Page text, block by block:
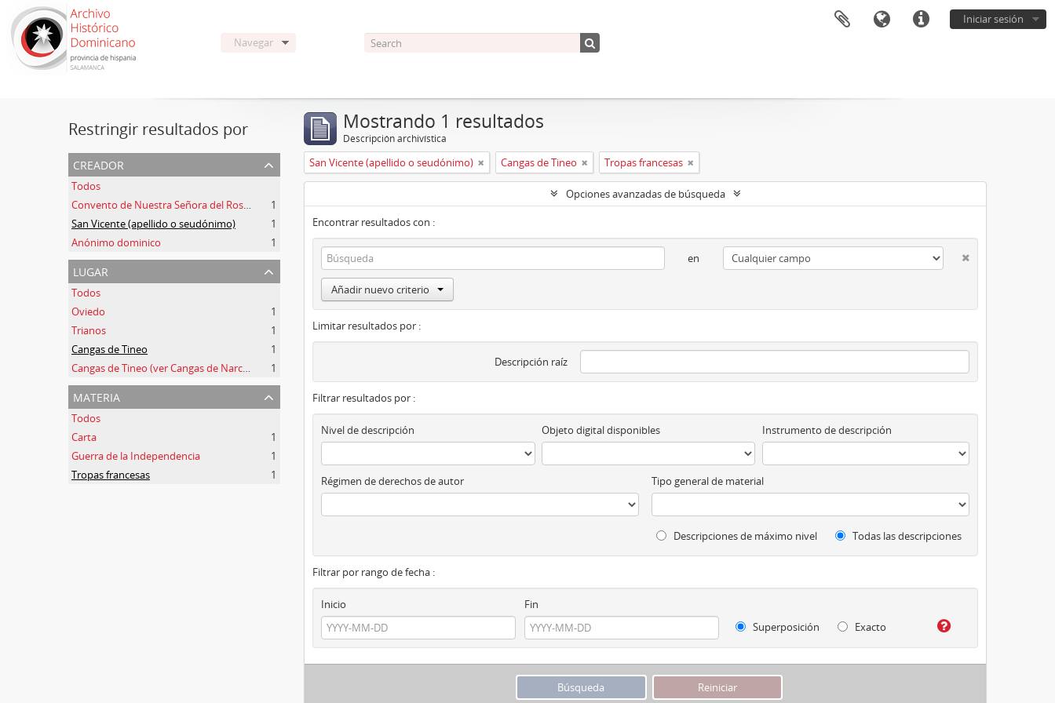
Iniciar sesión
Navegar
Restringir resultados por
creador
Todos
Convento de Nuestra Señora del Rosario de Oviedo
1
San Vicente (apellido o seudónimo)
1
Anónimo dominico
1
lugar
Todos
Oviedo
1
Trianos
1
Cangas de Tineo
1
Cangas de Tineo (ver Cangas de Narcea)
1
materia
Todos
Carta
1
Guerra de la Independencia
1
Tropas francesas
1
Mostrando 1 resultados
Descripción archivística
San Vicente (apellido o seudónimo) Cangas de Tineo Tropas francesas
Opciones avanzadas de búsqueda
Encontrar resultados con :
en
Añadir nuevo criterio
Limitar resultados por :
Descripción raíz
Filtrar resultados por :
Nivel de descripción Objeto digital disponibles Instrumento de descripción
Régimen de derechos de autor Tipo general de material
Descripciones de máximo nivel Todas las descripciones
Filtrar por rango de fecha :
Inicio
Fin
Superposición
Exacto